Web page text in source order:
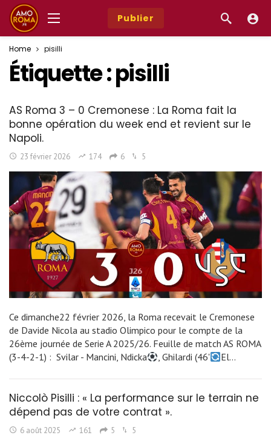
Publier
Home pisilli
Étiquette :pisilli
AS Roma 3 – 0 Cremonese : La Roma fait la
bonne opération du week end et revient sur le
Napoli.
23 février 2026 174 6 5
Ce dimanche22 février 2026, la Roma recevait le Cremonese
de Davide Nicola au stadio Olimpico pour le compte de la
26ème journée de Serie A 2025/26. Feuille de match AS ROMA
(3-4-2-1) : Svilar - Mancini, Ndicka
, Ghilardi (46' El…
Niccolò Pisilli : « La performance sur le terrain ne
dépend pas de votre contrat ».
6 août 2025 161 5 5